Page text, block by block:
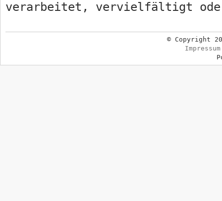
verarbeitet, vervielfältigt
© Copyright
Impressum